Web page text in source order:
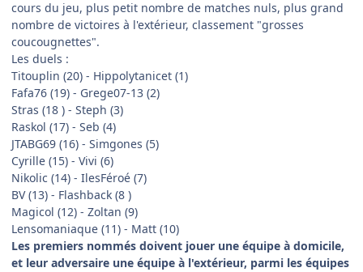
cours du jeu, plus petit nombre de matches nuls, plus grand
nombre de victoires à l'extérieur, classement "grosses
coucougnettes".
Les duels :
Titouplin (20) - Hippolytanicet (1)
Fafa76 (19) - Grege07-13 (2)
Stras (18 ) - Steph (3)
Raskol (17) - Seb (4)
JTABG69 (16) - Simgones (5)
Cyrille (15) - Vivi (6)
Nikolic (14) - IlesFéroé (7)
BV (13) - Flashback (8 )
Magicol (12) - Zoltan (9)
Lensomaniaque (11) - Matt (10)
Les premiers nommés doivent jouer une équipe à domicile,
et leur adversaire une équipe à l'extérieur, parmi les équipes